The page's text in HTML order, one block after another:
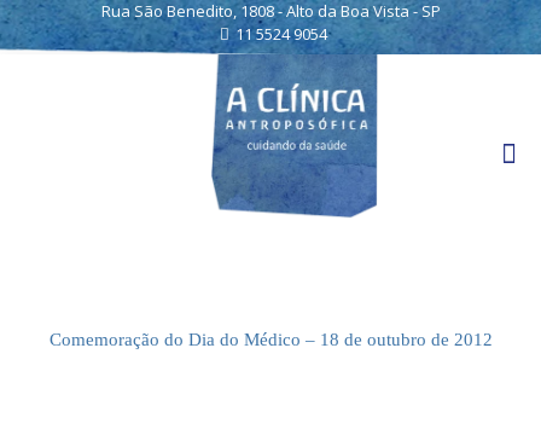
Rua São Benedito, 1808 - Alto da Boa Vista - SP
11 5524 9054
Comemoração do Dia do Médico – 18 de outubro de 2012